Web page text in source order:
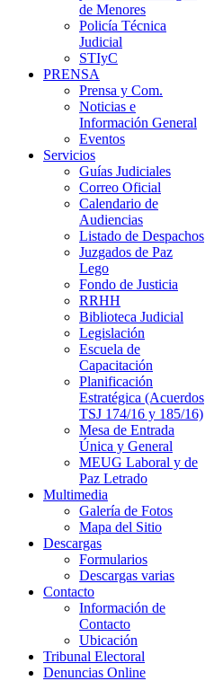
de Menores
Policía Técnica
Judicial
STIyC
PRENSA
Prensa y Com.
Noticias e
Información General
Eventos
Servicios
Guías Judiciales
Correo Oficial
Calendario de
Audiencias
Listado de Despachos
Juzgados de Paz
Lego
Fondo de Justicia
RRHH
Biblioteca Judicial
Legislación
Escuela de
Capacitación
Planificación
Estratégica (Acuerdos
TSJ 174/16 y 185/16)
Mesa de Entrada
Única y General
MEUG Laboral y de
Paz Letrado
Multimedia
Galería de Fotos
Mapa del Sitio
Descargas
Formularios
Descargas varias
Contacto
Información de
Contacto
Ubicación
Tribunal Electoral
Denuncias Online